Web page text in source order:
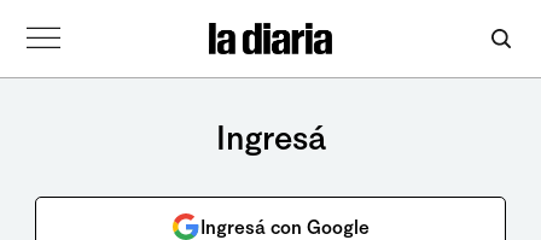
Ingresá
Ingresá con Google